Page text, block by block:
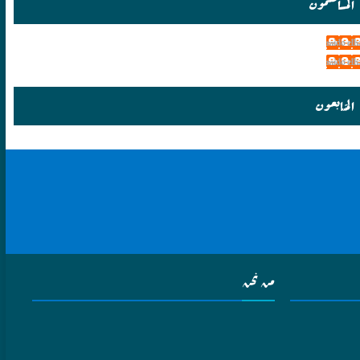
المساهمون
mido
mido
المتابعون
من نحن